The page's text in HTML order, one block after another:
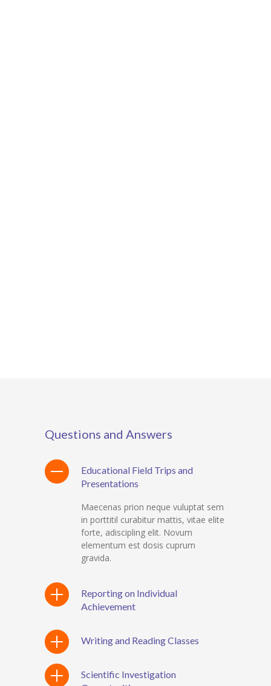
Questions and Answers
Educational Field Trips and
Presentations
Maecenas prion neque vuluptat sem
in porttitil curabitur mattis, vitae elite
forte, adiscipling elit. Novum
elementum est dosis cuprum
gravida.
Reporting on Individual
Achievement
Writing and Reading Classes
Scientific Investigation